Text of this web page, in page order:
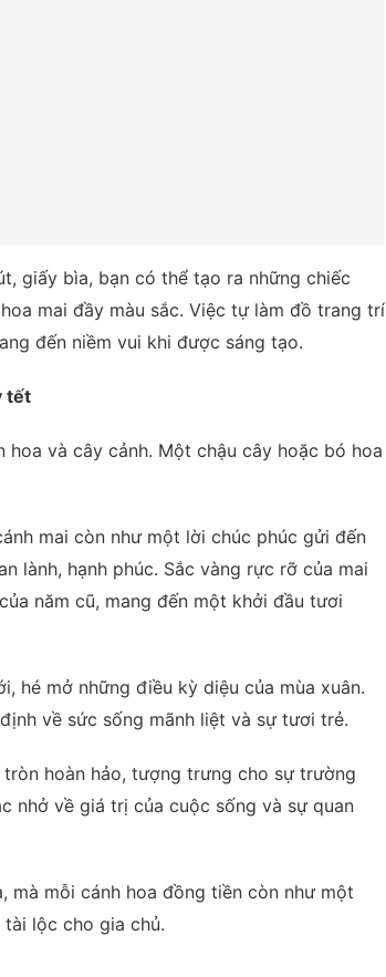
giấy bìa, bạn có thể tạo ra những chiếc
mai đầy màu sắc. Việc tự làm đồ trang trí
đến niềm vui khi được sáng tạo.
tết
và cây cảnh. Một chậu cây hoặc bó hoa
mai còn như một lời chúc phúc gửi đến
lành, hạnh phúc. Sắc vàng rực rỡ của mai
năm cũ, mang đến một khởi đầu tươi
hé mở những điều kỳ diệu của mùa xuân.
về sức sống mãnh liệt và sự tươi trẻ.
hoàn hảo, tượng trưng cho sự trường
nhở về giá trị của cuộc sống và sự quan
mà mỗi cánh hoa đồng tiền còn như một
lộc cho gia chủ.